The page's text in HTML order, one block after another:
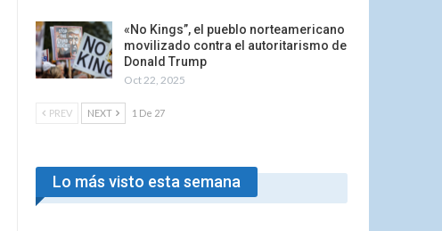
«No Kings”, el pueblo norteamericano
movilizado contra el autoritarismo de
Donald Trump
Oct 22, 2025
PREV NEXT 1 De 27
Lo más visto esta semana